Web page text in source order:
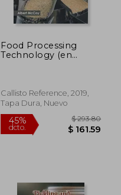
40%
dcto.
Food Processing
Technology (en
Callisto Reference, 2019,
Tapa Dura, Nuevo